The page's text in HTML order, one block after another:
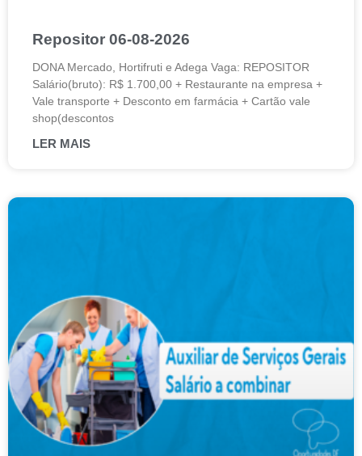
Repositor 06-08-2026
DONA Mercado, Hortifruti e Adega Vaga: REPOSITOR
Salário(bruto): R$ 1.700,00 + Restaurante na empresa +
Vale transporte + Desconto em farmácia + Cartão vale
shop(descontos
LER MAIS